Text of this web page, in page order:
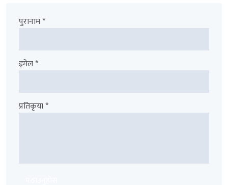
पुरानाम *
इमेल *
प्रतिकृया *